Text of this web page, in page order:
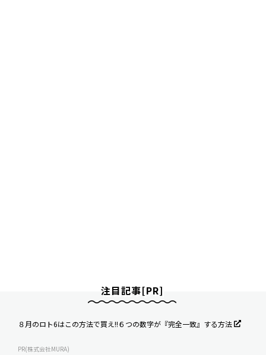
注目記事[PR]
８月のロト6はこの方法で買え!!６つの数字が『完全一致』する方法
PR(株式会社MURA)